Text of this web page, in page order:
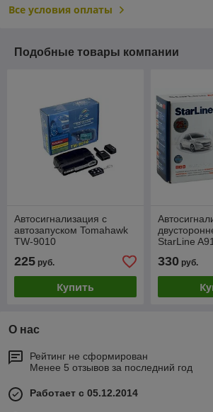
Все условия оплаты
Подобные товары компании
Автосигнализация с
автозапуском Tomahawk
TW-9010
225 руб.
Купить
StarLine
330руб.
О нас
Рейтинг не сформирован
Менее 5 отзывов за последний год
Работает с 05.12.2014